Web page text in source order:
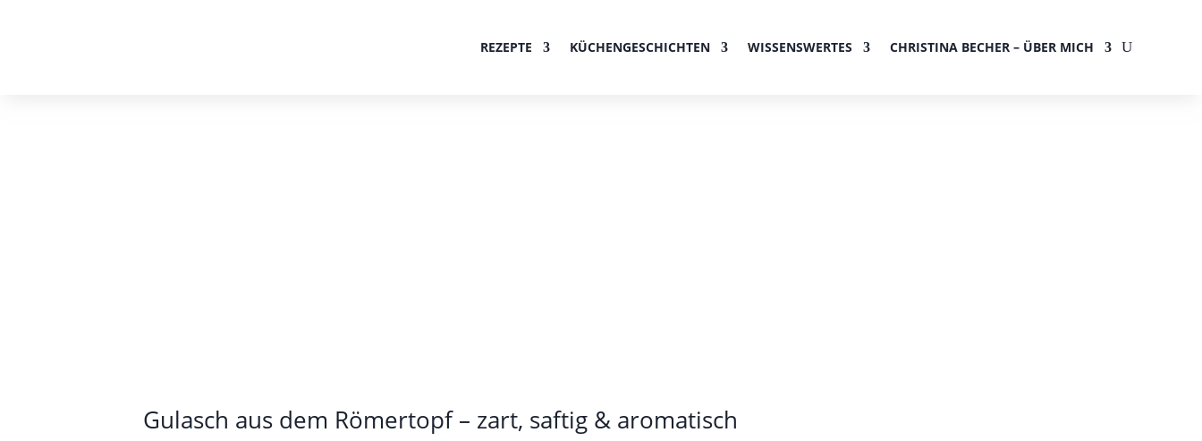
REZEPTE KÜCHENGESCHICHTEN WISSENSWERTES CHRISTINA BECHER – ÜBER MICH
Gulasch aus dem Römertopf – zart, saftig & aromatisch